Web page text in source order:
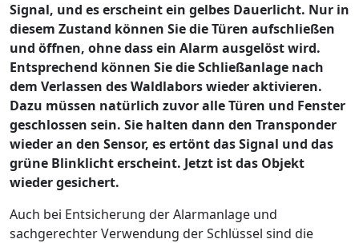
Signal, und es erscheint ein gelbes Dauerlicht. Nur in
diesem Zustand können Sie die Türen aufschließen
und öffnen, ohne dass ein Alarm ausgelöst wird.
Entsprechend können Sie die Schließanlage nach
dem Verlassen des Waldlabors wieder aktivieren.
Dazu müssen natürlich zuvor alle Türen und Fenster
geschlossen sein. Sie halten dann den Transponder
wieder an den Sensor, es ertönt das Signal und das
grüne Blinklicht erscheint. Jetzt ist das Objekt
wieder gesichert.
Auch bei Entsicherung der Alarmanlage und
sachgerechter Verwendung der Schlüssel sind die